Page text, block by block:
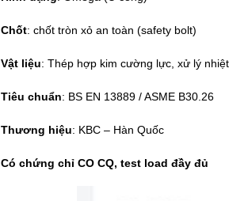
Chốt: chốt tròn xỏ an toàn (safety bolt)
Vật liệu: Thép hợp kim cường lực, xử lý nhiệt
Tiêu chuẩn: BS EN 13889 / ASME B30.26
Thương hiệu: KBC – Hàn Quốc
Có chứng chỉ CO CQ, test load đầy đủ